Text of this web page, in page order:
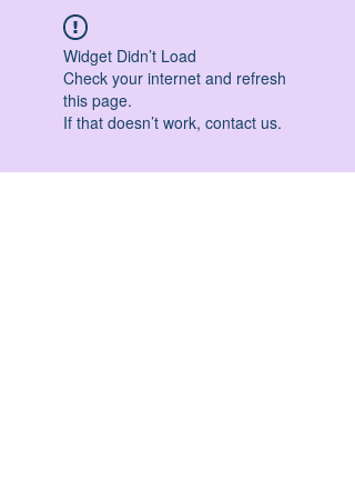
Widget Didn’t Load
Check your internet and refresh
this page.
If that doesn’t work, contact us.